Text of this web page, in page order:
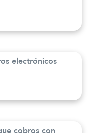
electrónicos